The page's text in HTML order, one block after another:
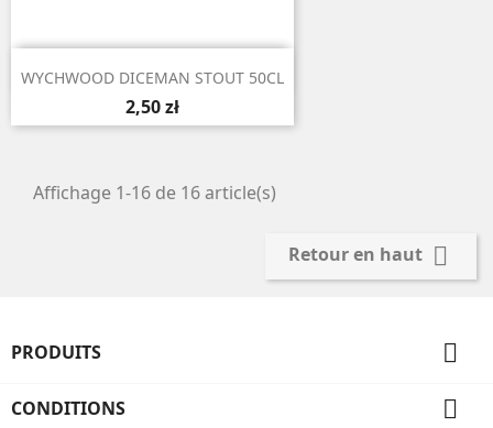
 Aperçu rapide
WYCHWOOD DICEMAN STOUT 50CL
2,50 zł
Affichage 1-16 de 16 article(s)
Retour en haut 
PRODUITS 
CONDITIONS 